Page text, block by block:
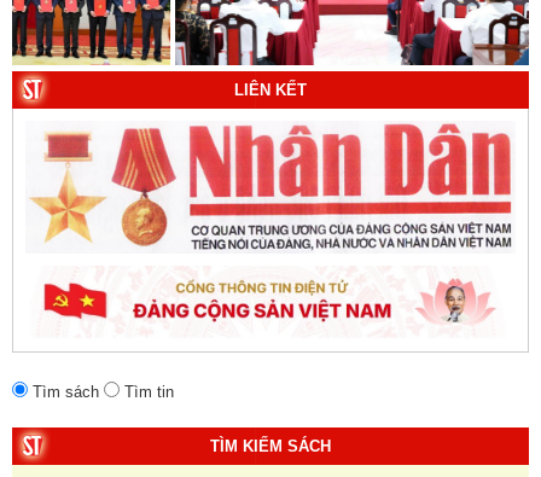
giả:Michael H. Glantz, Robert J. Ross và Gavin G.
Daugherty (Đồng tác giả).
LIÊN KẾT
Tìm sách Tìm tin
TÌM KIẾM SÁCH